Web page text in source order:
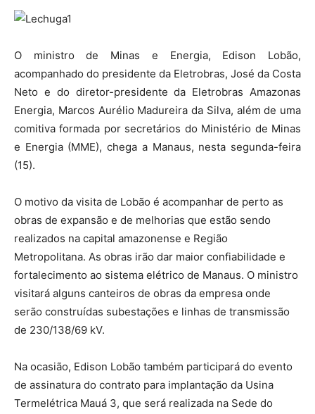
O ministro de Minas e Energia, Edison Lobão,
acompanhado do presidente da Eletrobras, José da Costa
Neto e do diretor-presidente da Eletrobras Amazonas
Energia, Marcos Aurélio Madureira da Silva, além de uma
comitiva formada por secretários do Ministério de Minas
e Energia (MME), chega a Manaus, nesta segunda-feira
(15).
O motivo da visita de Lobão é acompanhar de perto as
obras de expansão e de melhorias que estão sendo
realizados na capital amazonense e Região
Metropolitana. As obras irão dar maior confiabilidade e
fortalecimento ao sistema elétrico de Manaus. O ministro
visitará alguns canteiros de obras da empresa onde
serão construídas subestações e linhas de transmissão
de 230/138/69 kV.
Na ocasião, Edison Lobão também participará do evento
de assinatura do contrato para implantação da Usina
Termelétrica Mauá 3, que será realizada na Sede do